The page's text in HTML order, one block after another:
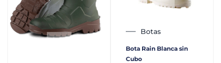
Botas
Bota Rain Blanca sin
Cubo